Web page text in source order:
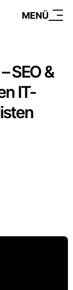
MENÜ
SEO &
IT-